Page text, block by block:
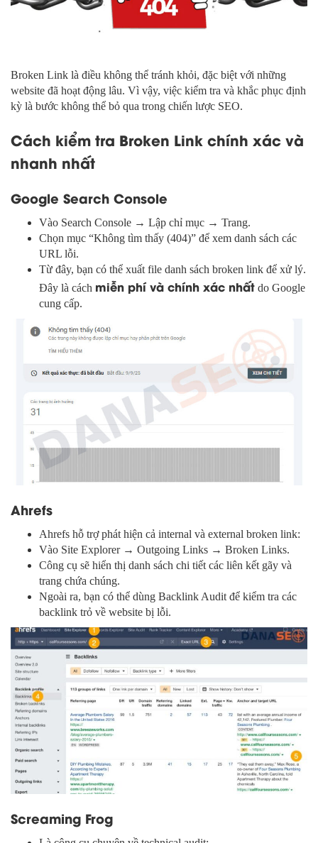
Broken Link là điều không thể tránh khỏi, đặc biệt với những
website đã hoạt động lâu. Vì vậy, việc kiểm tra và khắc phục định
kỳ là bước không thể bỏ qua trong chiến lược SEO.
Cách kiểm tra Broken Link chính xác và
nhanh nhất
Google Search Console
Vào Search Console → Lập chỉ mục → Trang.
Chọn mục “Không tìm thấy (404)” để xem danh sách các
URL lỗi.
Từ đây, bạn có thể xuất file danh sách broken link để xử lý.
Đây là cách miễn phí và chính xác nhất do Google
cung cấp.
Ahrefs
Ahrefs hỗ trợ phát hiện cả internal và external broken link:
Vào Site Explorer → Outgoing Links → Broken Links.
Công cụ sẽ hiển thị danh sách chi tiết các liên kết gãy và
trang chứa chúng.
Ngoài ra, bạn có thể dùng Backlink Audit để kiểm tra các
backlink trỏ về website bị lỗi.
Screaming Frog